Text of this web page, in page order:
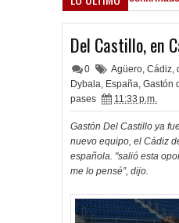
Del Castillo, en
0 Agüero, Cádiz,
Dybala, España, Gastón
pases
11:33 p.m.
Gastón Del Castillo ya
nuevo equipo, el Cádiz
española. "salió esta
me lo pensé”, dijo.